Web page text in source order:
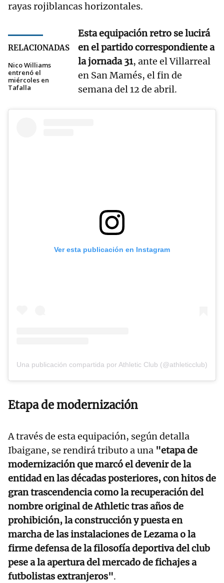
rayas rojiblancas horizontales.
RELACIONADAS
Nico Williams
entrenó el
miércoles en
Tafalla
Esta equipación retro se lucirá
en el partido correspondiente a
la jornada 31, ante el Villarreal
en San Mamés, el fin de
semana del 12 de abril.
Ver esta publicación en Instagram
Una publicación compartida por Athletic Club (@athleticclub)
Etapa de modernización
A través de esta equipación, según detalla
Ibaigane, se rendirá tributo a una "etapa de
modernización que marcó el devenir de la
entidad en las décadas posteriores, con hitos de
gran trascendencia como la recuperación del
nombre original de Athletic tras años de
prohibición, la construcción y puesta en
marcha de las instalaciones de Lezama o la
firme defensa de la filosofía deportiva del club
pese a la apertura del mercado de fichajes a
futbolistas extranjeros".